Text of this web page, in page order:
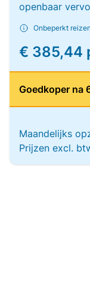
openbaar
Onbeperkt
€ 385,44
Goedkoper na
Maandelijks
Prijzen excl.